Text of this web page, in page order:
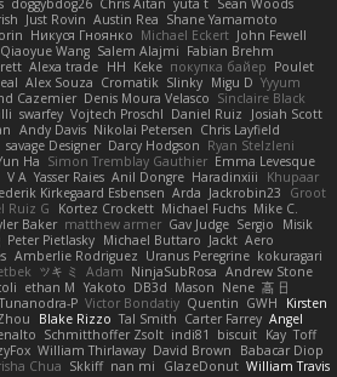
doggybdog26 Chris Aitan yuta t Sean Woods
Just Rovin Austin Rea Shane Yamamoto
Никуся Гноянко Michael Eckert John Fewell
Qiaoyue Wang Salem Alajmi Fabian Brehm
Alexa trade HH Keke покупка байер Poulet
Alex Souza Cromatik Slinky Migu D Yyyum
Cazemier Denis Moura Velasco Sinclaire Black
swarfey Vojtech Proschl Daniel Ruiz
Josiah Scott
Andy Davis Nikolai Petersen Chris Layfield
savage Designer Darcy Hodgson Ryan Stelzleni
Ha Simon Tremblay Gauthier Emma Levesque
V A Yasser Raies Anil Dongre Haradinxiii
Khupaar
Kirkegaard Esbensen Arda Jackrobin23
Groot
Ruiz G Kortez Crockett Michael Fuchs Mike C.
Baker matthew armer Gav Judge Sergio
Misik
Peter Pietlasky Michael Buttaro Jackt Aero
Amberlie Rodriguez Uranus Peregrine kokuragari
ツキ ミ Adam NinjaSubRosa Andrew Stone
ethan M Yakoto DB3d Mason Nene 高 日
P Victor Bondatiy Quentin GWH
Kirsten
Blake Rizzo Tal Smith Carter Farrey Angel
Schmitthoffer Zsolt indi81 biscuit Kay Toff
William Thirlaway David Brown
Babacar Diop
Chua Skkiff nan mi GlazeDonut William Travis